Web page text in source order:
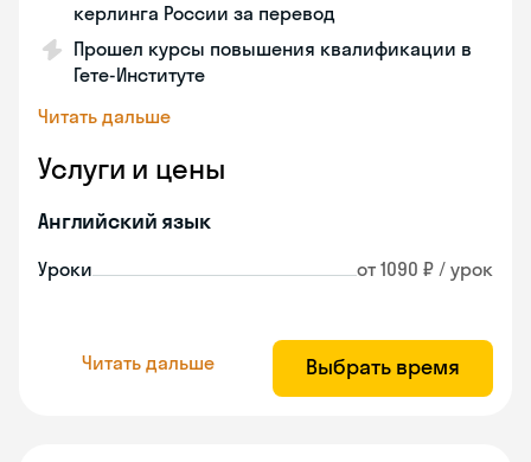
керлинга России за перевод
Прошел курсы повышения квалификации в
Гете-Институте
Читать дальше
Услуги и цены
Английский язык
Уроки от 1090 ₽ / урок
Читать дальше Выбрать время